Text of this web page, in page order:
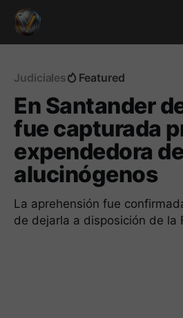
Judiciales Featured
En Santander
fue capturada
expendedora de
alucinógenos
La aprehensión fue
de dejarla a disposición de la